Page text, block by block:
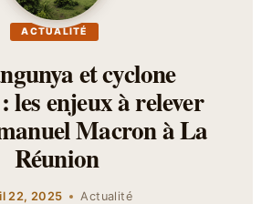
ACTUALITÉ
et cyclone
les enjeux à relever
Macron à La
Réunion
22, 2025 Actualité